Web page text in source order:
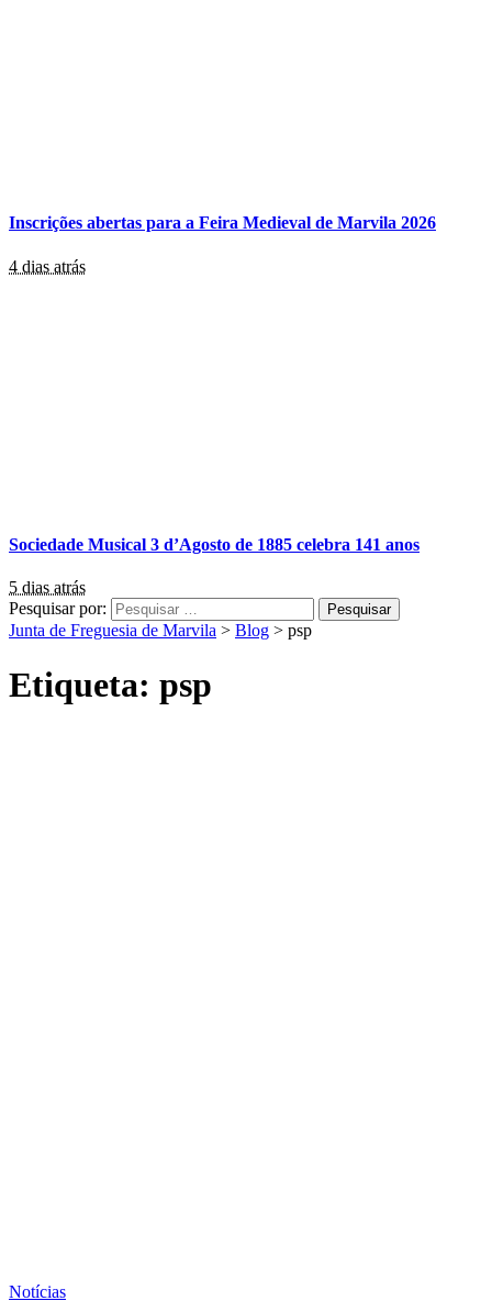
Inscrições abertas para a Feira Medieval de Marvila 2026
4 dias atrás
Sociedade Musical 3 d’Agosto de 1885 celebra 141 anos
5 dias atrás
Pesquisar por:
Junta de Freguesia de Marvila > Blog > psp
Etiqueta: psp
Notícias